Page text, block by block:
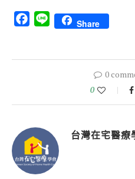
Facebook
Line Share
0
0
台灣在宅醫療